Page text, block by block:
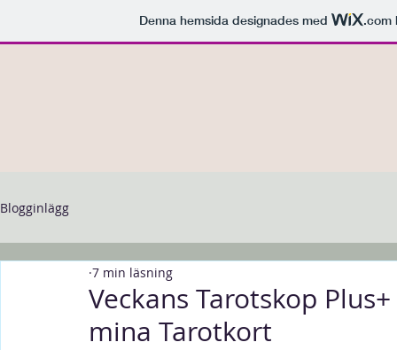
Denna hemsida designades med .com
Blogginlägg
Veckans Tarotskop
mina Tarotkort
7 min läsning